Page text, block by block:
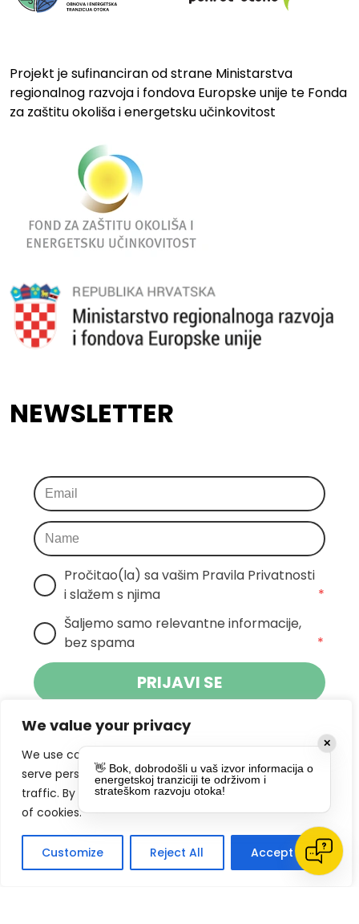
We value your privacy
We use cookies to enhance your browsing experience,
serve personalized ads or content, and analyze our
traffic. By clicking "Accept All", you consent to our use
of cookies.
Customize Reject All Accept All
Projekt je sufinanciran od strane Ministarstva
regionalnog razvoja i fondova Europske unije te Fonda
za zaštitu okoliša i energetsku učinkovitost
NEWSLETTER
Pročitao(la) sa vašim Pravila Privatnosti
i slažem s njima
*
Šaljemo samo relevantne informacije,
bez spama
*
PRIJAVI SE
Klikom na gumb dajete suglasnost za
primanje novosti Pokreta Otoka te se
slažete spolitikom privatnosti.
DRUŠTVENE MREŽE
✕
👋 Bok, dobrodošli u vaš izvor informacija o
energetskoj tranziciji te održivom i
strateškom razvoju otoka!